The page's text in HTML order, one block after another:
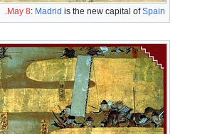
May 8: Madrid is the new capital ofSpain